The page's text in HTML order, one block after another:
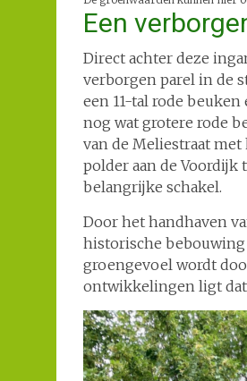
Een
Direct achter deze
verborgen parel in de
een 11-tal rode
nog wat grotere rode
van de Meliestraat
polder aan de
belangrijke schakel.
Door het handhaven
historische bebouwing
groengevoel wordt
ontwikkelingen ligt dat